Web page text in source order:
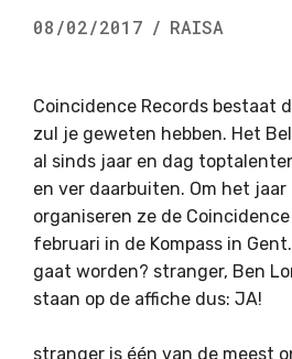
08/02/2017 / RAISA
Coincidence Records bestaat
zul je geweten hebben. Het
al sinds jaar en dag
en ver daarbuiten. Om het
organiseren ze de Coincidence
februari in de Kompass in
gaat worden? stranger, Ben
staan op de affiche dus: JA!
stranger is één van de meest